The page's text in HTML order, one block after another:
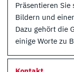
Präsentieren
Bildern und
Dazu gehört die
einige Worte zu